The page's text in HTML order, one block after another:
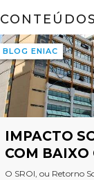
BLOG ENIAC
IMPACTO
COM BAIXO
O SROI, ou Retorno